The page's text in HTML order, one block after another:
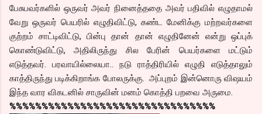
பேசுபவர்களில் ஒருவர் அவர் நினைத்ததை அவர் பதிவில் எழுதாமல்
வேறு ஒருவர் பெயரில் எழுதிவிட்டு, கண்ட மேனிக்கு மற்றவர்களை
குற்றம் சாட்டிவிட்டு, பின்பு தான் தான் எழுதினேன் என்று ஒப்புக்
கொண்டுவிட்டு, அதிலிருந்து சில பேரின் பெயர்களை மட்டும்
எடுத்தவர். பரவாயில்லையா.. நடு ராத்திரியில் எழுதி எடுத்தாலும்
காத்திருந்து படிக்கிறாங்க போலருக்கு. அப்புறம் இன்னொரு விஷயம்
இந்த வார விகடனில் சாருவின் மனம் கொத்தி பறவை அருமை.
%%%%%%%%%%%%%%%%%%%%%%%%%%%%%%%%